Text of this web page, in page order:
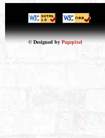
© Designed byPagepixel